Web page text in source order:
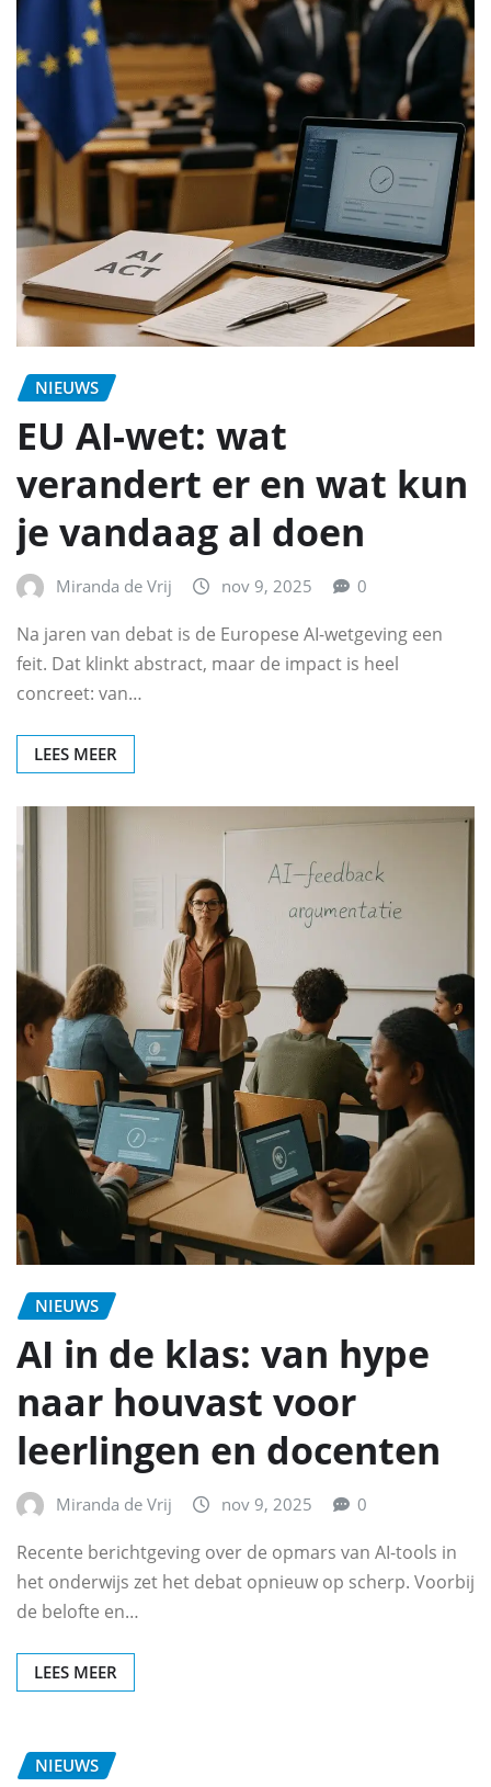
NIEUWS
EU AI-wet: wat
verandert er en wat kun
je vandaag al doen
Miranda de Vrij nov 9, 2025 0
Na jaren van debat is de Europese AI-wetgeving een
feit. Dat klinkt abstract, maar de impact is heel
concreet: van…
LEES MEER
NIEUWS
AI in de klas: van hype
naar houvast voor
leerlingen en docenten
Miranda de Vrij nov 9, 2025 0
Recente berichtgeving over de opmars van AI-tools in
het onderwijs zet het debat opnieuw op scherp. Voorbij
de belofte en…
LEES MEER
NIEUWS